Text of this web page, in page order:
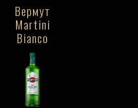
Вермут
Martini
Bianco